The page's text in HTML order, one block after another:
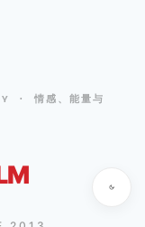
· 情感、能量与